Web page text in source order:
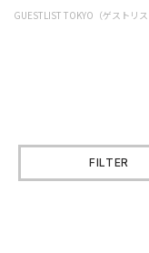
GUESTLIST TOKYO（ゲストリ
FILTER